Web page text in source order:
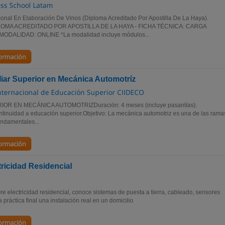
School Latam
En Elaboración De Vinos (Diploma Acreditado Por Apostilla De La Haya).
ACREDITADO POR APOSTILLA DE LA HAYA - FICHA TÉCNICA: CARGA
ONLINE *La modalidad incluye módulos...
Superior en Mecánica Automotríz
de Educación Superior CIIDECO
EN MECÁNICA AUTOMOTRIZDuración: 4 meses (incluye pasantías).
a educación superior.Objetivo: La mecánica automotriz es una de las
Residencial
electricidad residencial, conoce sistemas de puesta a tierra, cableado, sensores
práctica final una instalación real en un domicilio